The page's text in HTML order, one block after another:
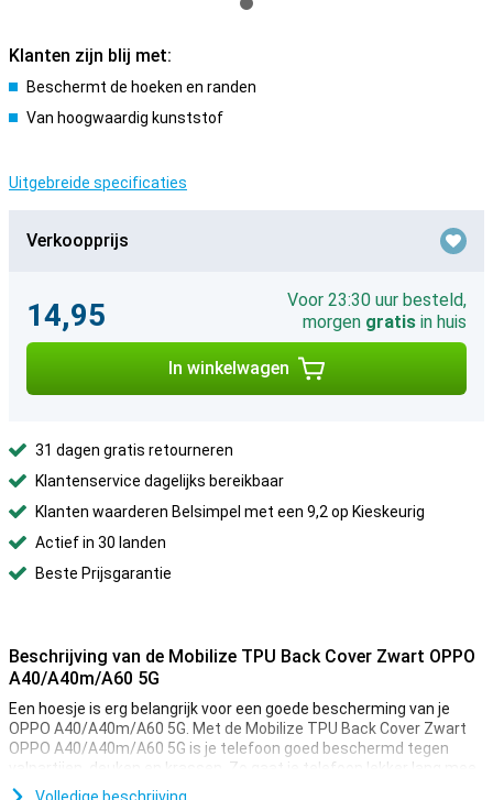
Klanten zijn blij met:
Beschermt de hoeken en randen
Van hoogwaardig kunststof
Uitgebreide specificaties
Verkoopprijs
14,95
Voor 23:30 uur besteld,
morgen gratis in huis
In winkelwagen
31 dagen gratis retourneren
Klantenservice dagelijks bereikbaar
Klanten waarderen Belsimpel met een 9,2 op Kieskeurig
Actief in 30 landen
Beste Prijsgarantie
Beschrijving van de Mobilize TPU Back Cover Zwart OPPO
A40/A40m/A60 5G
Een hoesje is erg belangrijk voor een goede bescherming van je
OPPO A40/A40m/A60 5G. Met de Mobilize TPU Back Cover Zwart
OPPO A40/A40m/A60 5G is je telefoon goed beschermd tegen
valpartijen, deuken en krassen. Zo gaat je telefoon lekker lang mee.